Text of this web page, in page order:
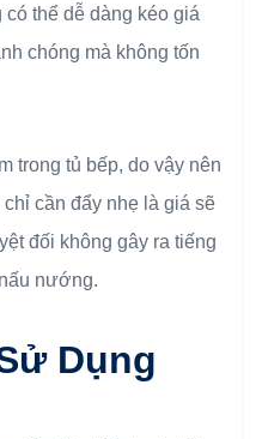
thể dễ dàng kéo giá
chóng mà không tốn
trong tủ bếp, do vậy nên
cần đẩy nhẹ là giá sẽ
đối không gây ra tiếng
nướng.
Dụng